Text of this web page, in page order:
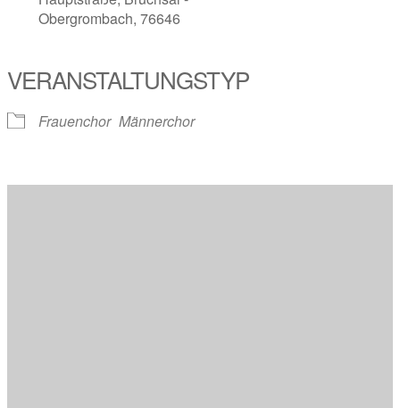
Obergrombach, 76646
VERANSTALTUNGSTYP
Frauenchor Männerchor